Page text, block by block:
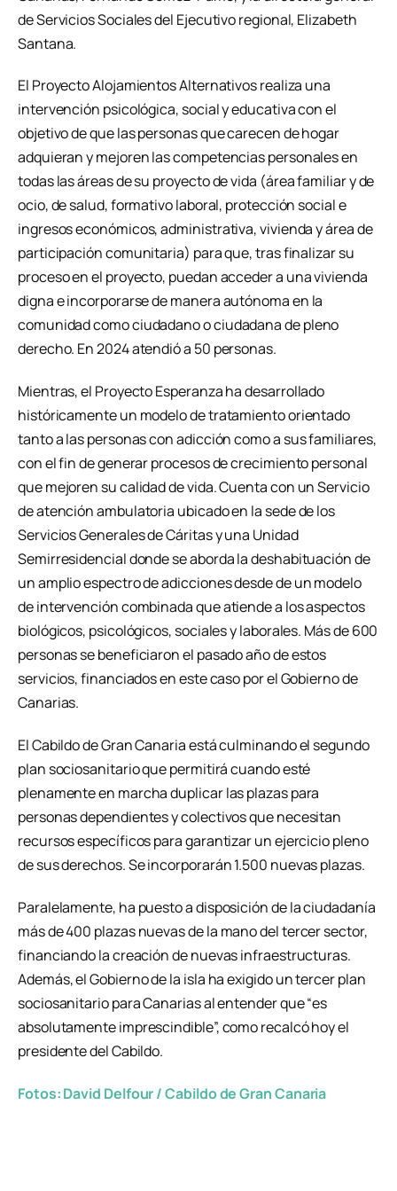
de Servicios Sociales del Ejecutivo regional, Elizabeth
Santana.
El Proyecto Alojamientos Alternativos realiza una
intervención psicológica, social y educativa con el
objetivo de que las personas que carecen de hogar
adquieran y mejoren las competencias personales en
todas las áreas de su proyecto de vida (área familiar y de
ocio, de salud, formativo laboral, protección social e
ingresos económicos, administrativa, vivienda y área de
participación comunitaria) para que, tras finalizar su
proceso en el proyecto, puedan acceder a una vivienda
digna e incorporarse de manera autónoma en la
comunidad como ciudadano o ciudadana de pleno
derecho. En 2024 atendió a 50 personas.
Mientras, el Proyecto Esperanza ha desarrollado
históricamente un modelo de tratamiento orientado
tanto a las personas con adicción como a sus familiares,
con el fin de generar procesos de crecimiento personal
que mejoren su calidad de vida. Cuenta con un Servicio
de atención ambulatoria ubicado en la sede de los
Servicios Generales de Cáritas y una Unidad
Semirresidencial donde se aborda la deshabituación de
un amplio espectro de adicciones desde de un modelo
de intervención combinada que atiende a los aspectos
biológicos, psicológicos, sociales y laborales. Más de 600
personas se beneficiaron el pasado año de estos
servicios, financiados en este caso por el Gobierno de
Canarias.
El Cabildo de Gran Canaria está culminando el segundo
plan sociosanitario que permitirá cuando esté
plenamente en marcha duplicar las plazas para
personas dependientes y colectivos que necesitan
recursos específicos para garantizar un ejercicio pleno
de sus derechos. Se incorporarán 1.500 nuevas plazas.
Paralelamente, ha puesto a disposición de la ciudadanía
más de 400 plazas nuevas de la mano del tercer sector,
financiando la creación de nuevas infraestructuras.
Además, el Gobierno de la isla ha exigido un tercer plan
sociosanitario para Canarias al entender que “es
absolutamente imprescindible”, como recalcó hoy el
presidente del Cabildo.
Fotos: David Delfour / Cabildo de Gran Canaria